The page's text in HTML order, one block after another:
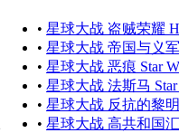
• 星球大战 盗贼荣耀
• 星球大战 帝国与义军
• 星球大战 恶痕 Star
• 星球大战 法斯马 Star
• 星球大战 反抗的黎明
• 星球大战 高共和国汇